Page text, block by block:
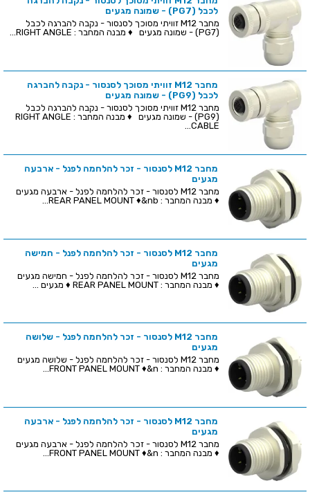
לכבל (PG7) - שמונה מגעים
מחבר M12 זוויתי מסוכך לסנסור - נקבה להברגה לכבל
(PG7) - שמונה מגעים ♦ מבנה המחבר : RIGHT ANGLE...
מחבר M12 זוויתי מסוכך לסנסור - נקבה להברגה
לכבל (PG9) - שמונה מגעים
מחבר M12 זוויתי מסוכך לסנסור - נקבה להברגה לכבל
(PG9) - שמונה מגעים ♦ מבנה המחבר : RIGHT ANGLE
CABLE...
מחבר M12 לסנסור - זכר להלחמה לפנל - ארבעה
מגעים
מחבר M12 לסנסור - זכר להלחמה לפנל - ארבעה מגעים
♦ מבנה המחבר : REAR PANEL MOUNT ♦&nb...
מחבר M12 לסנסור - זכר להלחמה לפנל - חמישה
מגעים
מחבר M12 לסנסור - זכר להלחמה לפנל - חמישה מגעים
♦ מבנה המחבר : REAR PANEL MOUNT ♦ מגעים ...
מחבר M12 לסנסור - זכר להלחמה לפנל - שלושה
מגעים
מחבר M12 לסנסור - זכר להלחמה לפנל - שלושה מגעים
♦ מבנה המחבר : FRONT PANEL MOUNT ♦&n...
מחבר M12 לסנסור - זכר להלחמה לפנל - ארבעה
מגעים
מחבר M12 לסנסור - זכר להלחמה לפנל - ארבעה מגעים
♦ מבנה המחבר : FRONT PANEL MOUNT ♦&n...